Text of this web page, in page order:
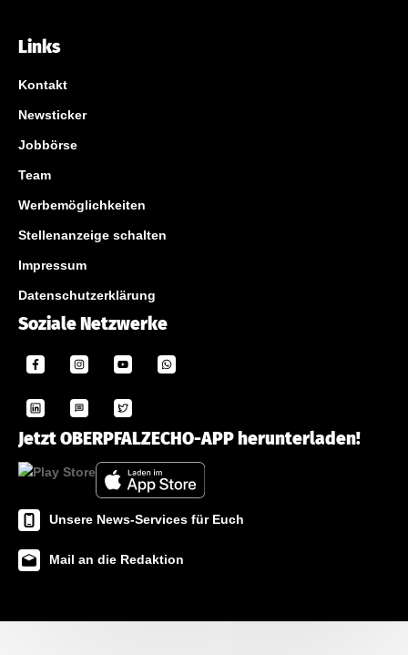
Links
Kontakt
Newsticker
Jobbörse
Team
Werbemöglichkeiten
Stellenanzeige schalten
Impressum
Datenschutzerklärung
Soziale Netzwerke
Jetzt OBERPFALZECHO-APP herunterladen!
Unsere News-Services für Euch
Mail an die Redaktion